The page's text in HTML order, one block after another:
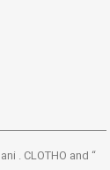
. CLOTHO and